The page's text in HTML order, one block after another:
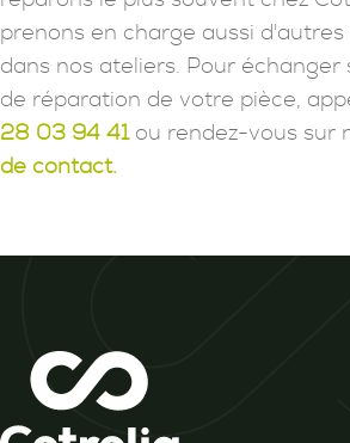
prenons en charge aussi
dans nos ateliers. Pour échanger
de réparation de votre pièce,
28 03 94 41ou rendez-vous sur
de contact.